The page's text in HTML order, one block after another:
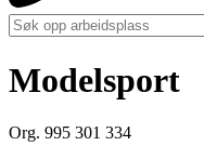
Modelsport
Org. 995 301 334